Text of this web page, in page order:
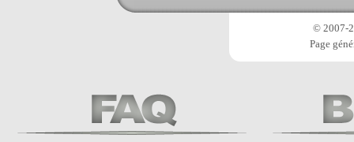
© 2007-
Page